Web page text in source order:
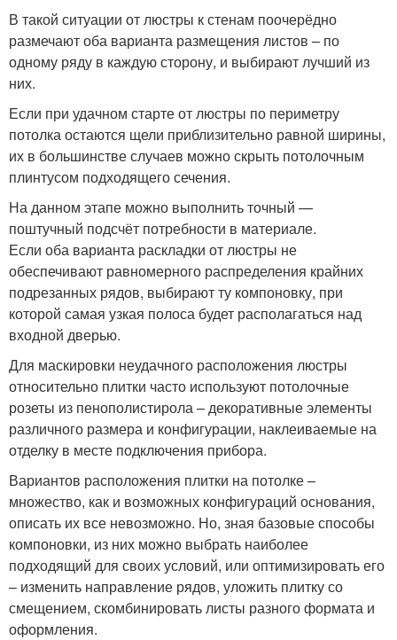
В такой ситуации от люстры к стенам поочерёдно
размечают оба варианта размещения листов – по
одному ряду в каждую сторону, и выбирают лучший из
них.
Если при удачном старте от люстры по периметру
потолка остаются щели приблизительно равной ширины,
их в большинстве случаев можно скрыть потолочным
плинтусом подходящего сечения.
На данном этапе можно выполнить точный —
поштучный подсчёт потребности в материале.
Если оба варианта раскладки от люстры не
обеспечивают равномерного распределения крайних
подрезанных рядов, выбирают ту компоновку, при
которой самая узкая полоса будет располагаться над
входной дверью.
Для маскировки неудачного расположения люстры
относительно плитки часто используют потолочные
розеты из пенополистирола – декоративные элементы
различного размера и конфигурации, наклеиваемые на
отделку в месте подключения прибора.
Вариантов расположения плитки на потолке –
множество, как и возможных конфигураций основания,
описать их все невозможно. Но, зная базовые способы
компоновки, из них можно выбрать наиболее
подходящий для своих условий, или оптимизировать его
– изменить направление рядов, уложить плитку со
смещением, скомбинировать листы разного формата и
оформления.